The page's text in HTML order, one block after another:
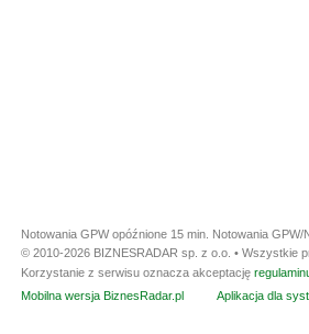
Notowania GPW opóźnione 15 min. Notowania GPW/
© 2010-2026 BIZNESRADAR sp. z o.o. • Wszystkie
Korzystanie z serwisu oznacza akceptację
Mobilna wersja BiznesRadar.pl
Aplikacja dla